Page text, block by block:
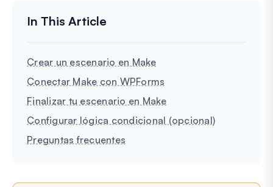
Crear un escenario en Make
Conectar Make con WPForms
Finalizar tu escenario en Make
Configurar lógica condicional (opcional)
Preguntas frecuentes